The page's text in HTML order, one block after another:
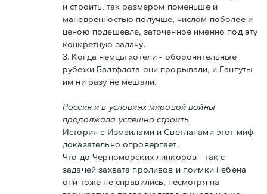
и строить, так размером поменьше и
маневренностью получше, числом поболее и
ценою подешевле, заточенное именно под эту
конкретную задачу.
3. Когда немцы хотели - оборонительные
рубежи Балтфлота они прорывали, и Гангуты
им ни разу не мешали.
Россия и в условиях мировой войны
продолжала успешно строить
История с Измаилами и Светланами этот миф
доказательно опровергает.
Что до Черноморских линкоров - так с
задачей захвата проливов и поимки Гебена
они тоже не справились, несмотря на